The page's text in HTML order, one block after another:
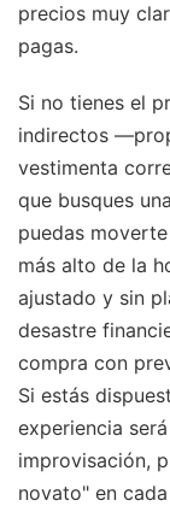
precios muy
pagas.
Si no tienes el
indirectos
vestimenta
que busques
puedas
más alto de la
ajustado y sin
desastre
compra con
Si estás
experiencia
improvisación,
novato" en